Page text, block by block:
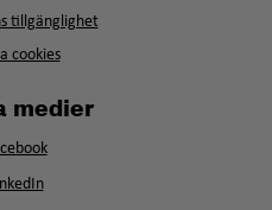
fönster
tillgänglighet
cookies
medier